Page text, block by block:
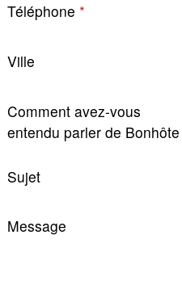
Téléphone
Ville
Comment avez-vous
entendu parler de Bonhôte
Sujet
Message